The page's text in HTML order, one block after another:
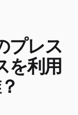
プレス
を利用